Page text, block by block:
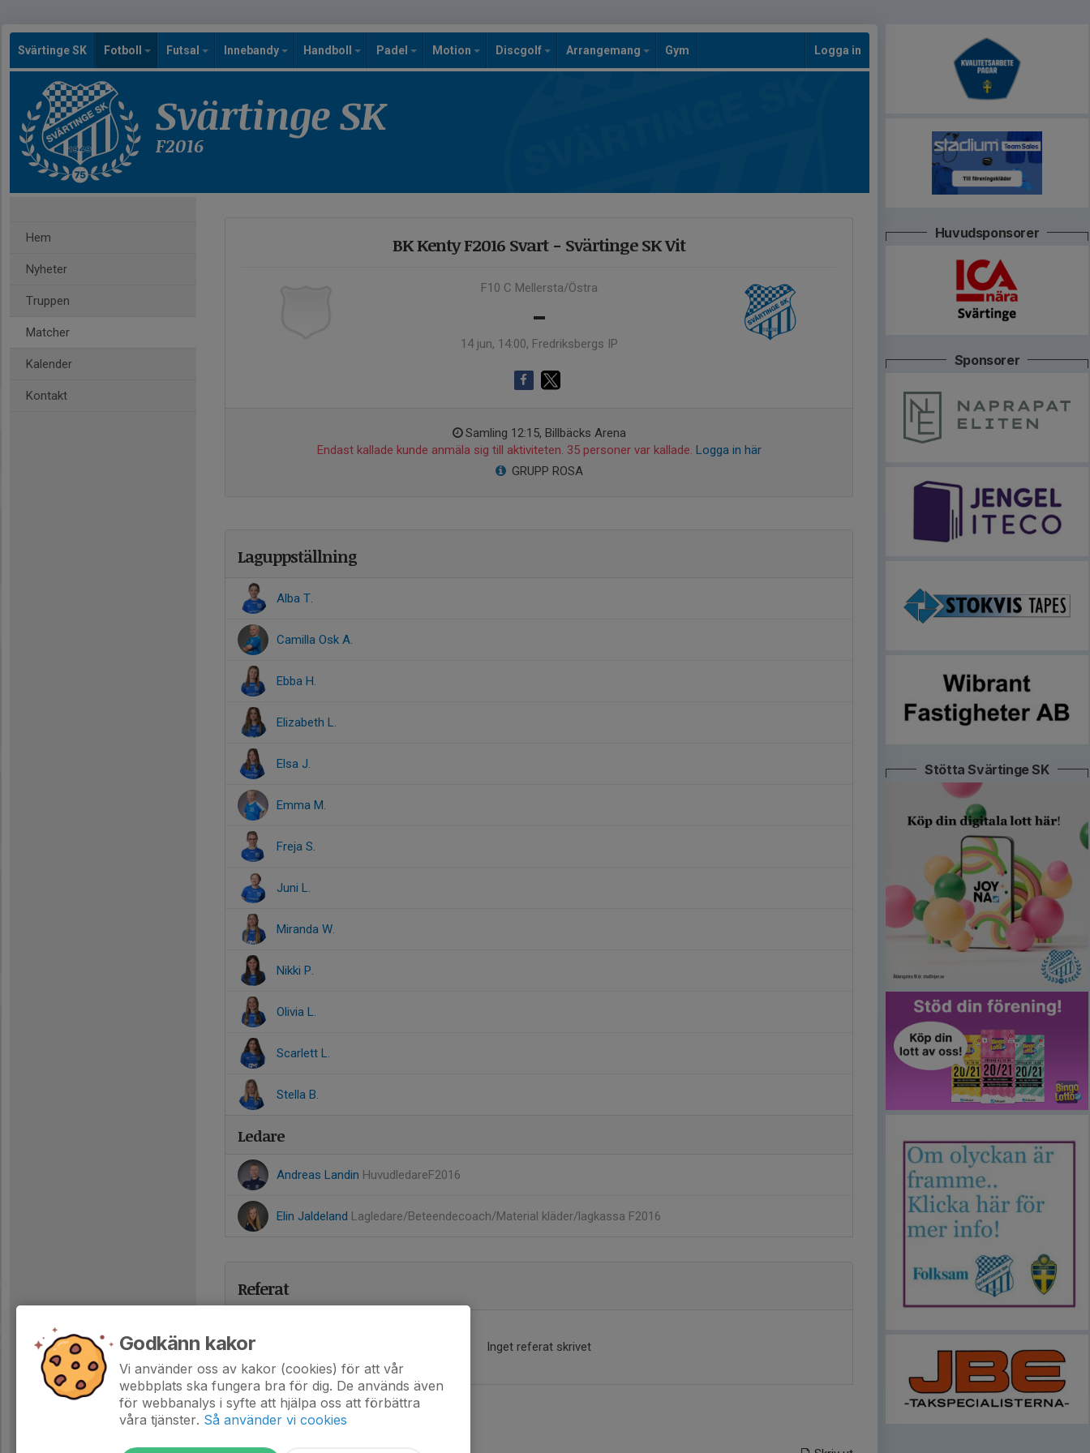
Svärtinge SK Fotboll Futsal Innebandy Handboll Padel Motion Discgolf Arrangemang Gym Logga in
Svärtinge SK
F2016
Hem
Nyheter
Truppen
Matcher
Kalender
Kontakt
BK Kenty F2016 Svart - Svärtinge SK Vit
F10 C Mellersta/Östra
-
14 jun, 14:00, Fredriksbergs IP
Samling 12:15, Billbäcks Arena
Endast kallade kunde anmäla sig till aktiviteten. 35 personer var kallade. Logga in här
GRUPP ROSA
Laguppställning
Alba T.
Camilla Osk A.
Ebba H.
Elizabeth L.
Elsa J.
Emma M.
Freja S.
Juni L.
Miranda W.
Nikki P.
Olivia L.
Scarlett L.
Stella B.
Ledare
Andreas Landin HuvudledareF2016
Elin Jaldeland Lagledare/Beteendecoach/Material kläder/lagkassa F2016
Referat
Inget referat skrivet
Huvudsponsorer
Sponsorer
Stötta Svärtinge SK
Godkänn kakor
Vi använder oss av kakor (cookies) för att vår
webbplats ska fungera bra för dig. De används även
för webbanalys i syfte att hjälpa oss att förbättra
våra tjänster. Så använder vi cookies